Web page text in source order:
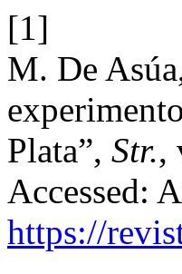
[1]
M. De
Plata”, Str.,
Accessed:
https://